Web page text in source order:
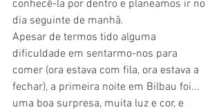
conhecê-la por dentro e planeamos ir no
dia seguinte de manhã.
Apesar de termos tido alguma
dificuldade em sentarmo-nos para
comer (ora estava com fila, ora estava a
fechar), a primeira noite em Bilbau foi...
uma boa surpresa, muita luz e cor, e